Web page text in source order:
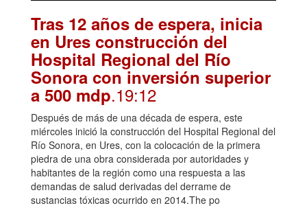
Tras 12 años de espera, inicia
en Ures construcción del
Hospital Regional del Río
Sonora con inversión superior
a 500 mdp.19:12
Después de más de una década de espera, este
miércoles inició la construcción del Hospital Regional del
Río Sonora, en Ures, con la colocación de la primera
piedra de una obra considerada por autoridades y
habitantes de la región como una respuesta a las
demandas de salud derivadas del derrame de
sustancias tóxicas ocurrido en 2014.The po